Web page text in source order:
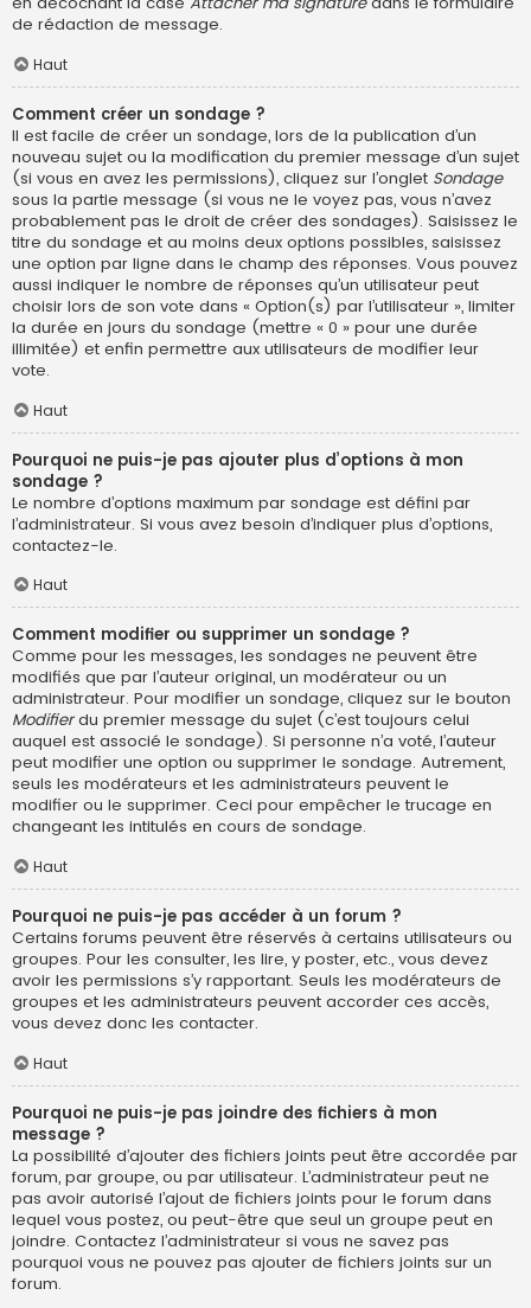
de rédaction de message.
Haut
Comment créer un sondage ?
Il est facile de créer un sondage, lors de la publication d’un
nouveau sujet ou la modification du premier message d’un sujet
(si vous en avez les permissions), cliquez sur l’onglet Sondage
sous la partie message (si vous ne le voyez pas, vous n’avez
probablement pas le droit de créer des sondages). Saisissez le
titre du sondage et au moins deux options possibles, saisissez
une option par ligne dans le champ des réponses. Vous pouvez
aussi indiquer le nombre de réponses qu’un utilisateur peut
choisir lors de son vote dans « Option(s) par l’utilisateur », limiter
la durée en jours du sondage (mettre « 0 » pour une durée
illimitée) et enfin permettre aux utilisateurs de modifier leur
vote.
Haut
Pourquoi ne puis-je pas ajouter plus d’options à mon
sondage ?
Le nombre d’options maximum par sondage est défini par
l’administrateur. Si vous avez besoin d’indiquer plus d’options,
contactez-le.
Haut
Comment modifier ou supprimer un sondage ?
Comme pour les messages, les sondages ne peuvent être
modifiés que par l’auteur original, un modérateur ou un
administrateur. Pour modifier un sondage, cliquez sur le bouton
Modifierdu premier message du sujet (c’est toujours celui
auquel est associé le sondage). Si personne n’a voté, l’auteur
peut modifier une option ou supprimer le sondage. Autrement,
seuls les modérateurs et les administrateurs peuvent le
modifier ou le supprimer. Ceci pour empêcher le trucage en
changeant les intitulés en cours de sondage.
Haut
Pourquoi ne puis-je pas accéder à un forum ?
Certains forums peuvent être réservés à certains utilisateurs ou
groupes. Pour les consulter, les lire, y poster, etc., vous devez
avoir les permissions s’y rapportant. Seuls les modérateurs de
groupes et les administrateurs peuvent accorder ces accès,
vous devez donc les contacter.
Haut
Pourquoi ne puis-je pas joindre des fichiers à mon
message ?
La possibilité d’ajouter des fichiers joints peut être accordée par
forum, par groupe, ou par utilisateur. L’administrateur peut ne
pas avoir autorisé l’ajout de fichiers joints pour le forum dans
lequel vous postez, ou peut-être que seul un groupe peut en
joindre. Contactez l’administrateur si vous ne savez pas
pourquoi vous ne pouvez pas ajouter de fichiers joints sur un
forum.